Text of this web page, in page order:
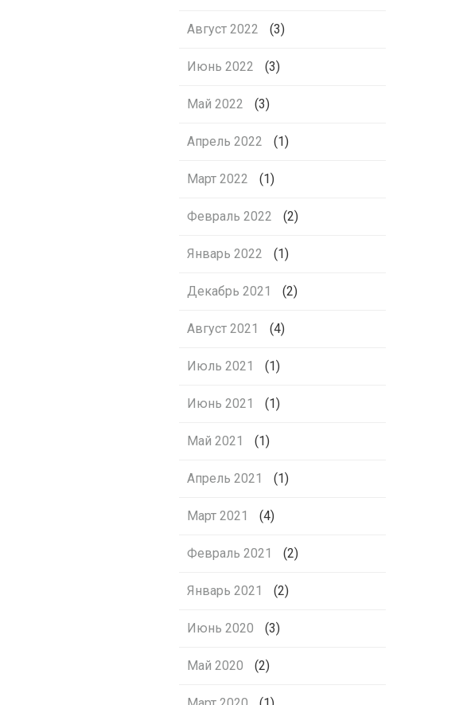
Август 2022 (3)
Июнь 2022 (3)
Май 2022 (3)
Апрель 2022 (1)
Март 2022 (1)
Февраль 2022 (2)
Январь 2022 (1)
Декабрь 2021 (2)
Август 2021 (4)
Июль 2021 (1)
Июнь 2021 (1)
Май 2021 (1)
Апрель 2021 (1)
Март 2021 (4)
Февраль 2021 (2)
Январь 2021 (2)
Июнь 2020 (3)
Май 2020 (2)